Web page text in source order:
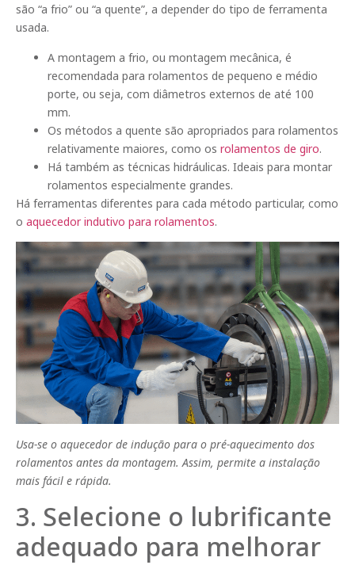
são “a frio” ou “a quente”, a depender do tipo de ferramenta
usada.
A montagem a frio, ou montagem mecânica, é
recomendada para rolamentos de pequeno e médio
porte, ou seja, com diâmetros externos de até 100
mm.
Os métodos a quente são apropriados para rolamentos
relativamente maiores, como os rolamentos de giro.
Há também as técnicas hidráulicas. Ideais para montar
rolamentos especialmente grandes.
Há ferramentas diferentes para cada método particular, como
o aquecedor indutivo para rolamentos.
Usa-se o aquecedor de indução para o pré-aquecimento dos
rolamentos antes da montagem. Assim, permite a instalação
mais fácil e rápida.
3. Selecione o lubrificante
adequado para melhorar